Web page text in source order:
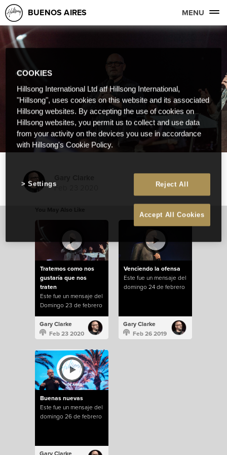
BUENOS AIRES MENU
Feb 23 2020
Tratemos como nos
gustaría que nos
traten
Este fue un mensaje del
Domingo 23 de febrero
Gary Clarke
Feb 23 2020
Venciendo la ofensa
Este fue un mensaje del
domingo 24 de febrero
Gary Clarke
Feb 26 2019
Buenas nuevas
Este fue un mensaje del
domingo 26 de febrero
Gary Clarke
COOKIES
Hillsong International Ltd atf Hillsong International,
"Hillsong", uses cookies on this website and its associated
Hillsong websites. By accepting the use of cookies on
Hillsong websites, you permit us to collect and use data
from your activity on the devices you use in accordance
with Hillsong's Cookie Policy.
Reject All
Accept All Cookies
Settings